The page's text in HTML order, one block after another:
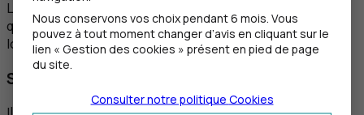
Le paiement sans contact peut être effectué en
quelques secondes, ce qui permet de gagner du temps
lors des transactions.Posez, payez, c’est réglé !
Simplicité
Nous conservons vos choix pendant 6 mois. Vous
pouvez à tout moment changer d’avis en cliquant sur le
lien « Gestion des cookies » présent en pied de page
du site.
Consulter notre politique Cookies